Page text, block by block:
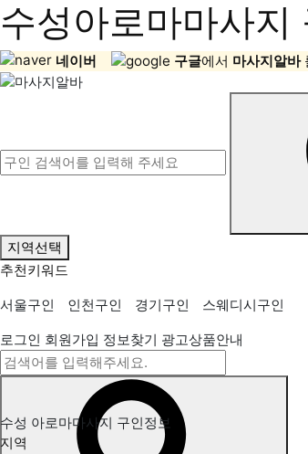
수성아로마마사
네이버 구글에서 마사지알바
지역선택
추천키워드
서울구인
인천구인 경기구인
스웨디시구인
로그인 회원가입 정보찾기 광고상품안내
수성 아로마마사지 구인정보
지역